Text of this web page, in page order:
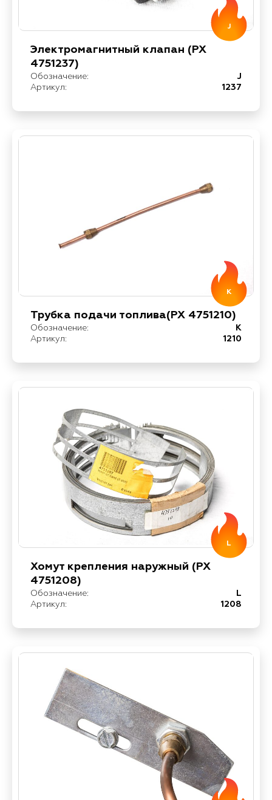
J
Электромагнитный клапан (РХ
4751237)
Обозначение:
J
Артикул:
1237
K
Трубка подачи топлива(PX 4751210)
Обозначение:
K
Артикул:
1210
L
Хомут крепления наружный (PX
4751208)
Обозначение:
L
Артикул:
1208